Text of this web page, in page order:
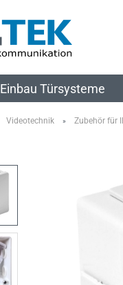
Einbau Türsysteme
Videotechnik » Zubehör für